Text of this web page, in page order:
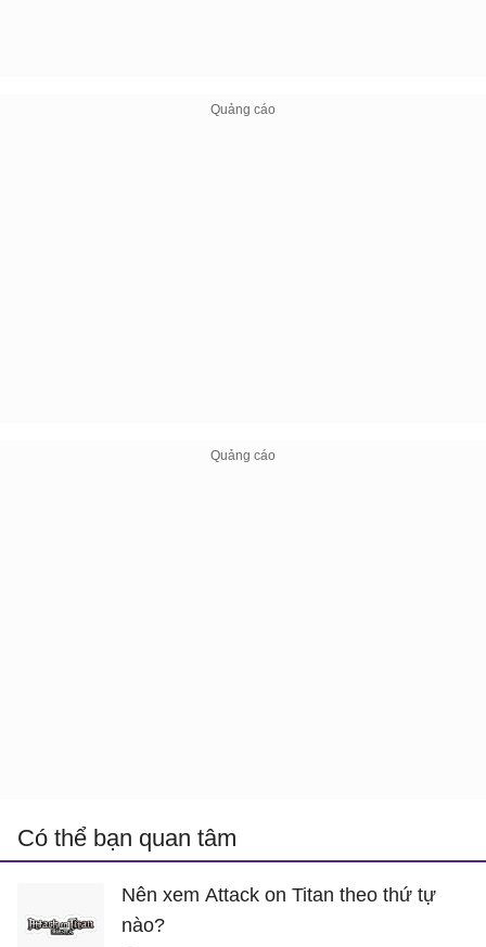
Có thể bạn quan tâm
Nên xem Attack on Titan theo thứ tự
nào?